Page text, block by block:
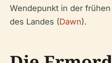
Wendepunkt in der
des Landes (Dawn).